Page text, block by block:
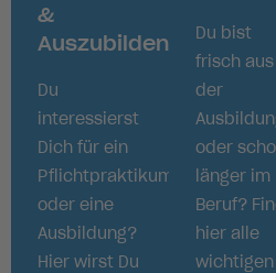
&
Auszubildende
Du
interessierst
Dich für ein
Pflichtpraktikum
oder eine
Ausbildung?
Hier wirst Du
Du bist
frisch aus
der
oder
länger im
Beruf?
hier alle
wichtigen